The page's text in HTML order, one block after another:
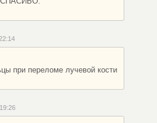
при переломе лучевой кости